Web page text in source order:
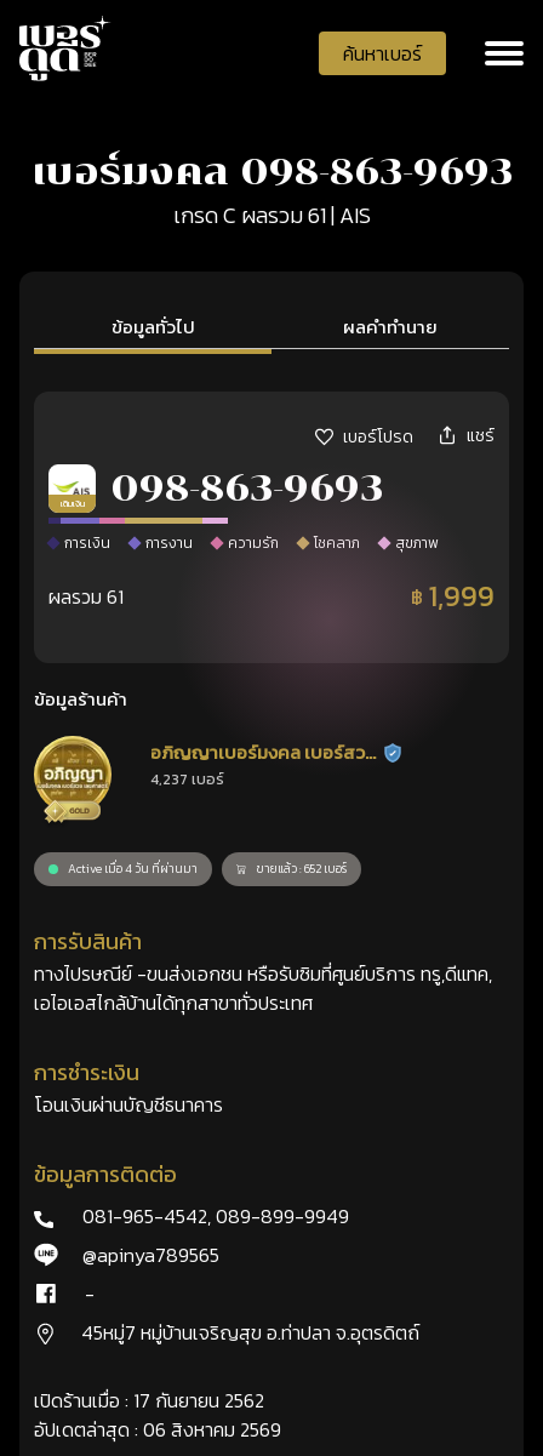
ค้นหาเบอร์
เบอร์มงคล 098-863-9693
เกรด C ผลรวม 61 | AIS
ข้อมูลทั่วไป ผลคำทำนาย
เบอร์โปรด แชร์
เติมเงิน 098-863-9693
การเงิน การงาน ความรัก โชคลาภ สุขภาพ
ผลรวม 61 ฿ 1,999
ข้อมูลร้านค้า
อภิญญาเบอร์มงคล เบอร์สวย
เลขศาสตร์
ร้านยืนยันแล้ว
4,237 เบอร์
Active เมื่อ 4 วัน ที่ผ่านมา ขายแล้ว : 652 เบอร์
การรับสินค้า
ทางไปรษณีย์ -ขนส่งเอกชน หรือรับซิมที่ศูนย์บริการ ทรู,ดีแทค,
เอไอเอสไกล้บ้านได้ทุกสาขาทั่วประเทศ
การชำระเงิน
โอนเงินผ่านบัญชีธนาคาร
ข้อมูลการติดต่อ
081-965-4542,089-899-9949
@apinya789565
-
45หมู่7 หมู่บ้านเจริญสุข อ.ท่าปลา จ.อุตรดิตถ์
เปิดร้านเมื่อ : 17 กันยายน 2562
อัปเดตล่าสุด : 06 สิงหาคม 2569